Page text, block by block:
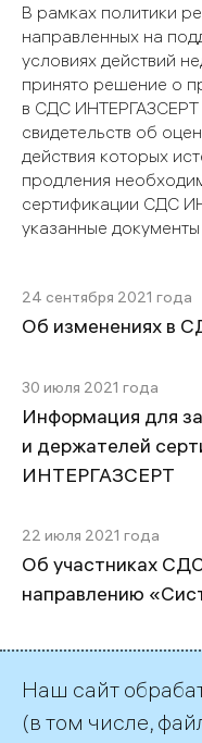
В рамках политики
направленных на
условиях действий
принято решение о
в СДС ИНТЕРГАЗСЕРТ
свидетельств об
действия которых
продления
сертификации СДС
указанные документы
24 сентября 2021 года
Об изменениях в
30 июля 2021 года
Информация для
и держателей
ИНТЕРГАЗСЕРТ
22 июля 2021 года
Об участниках
направлению
21 июля 2021 года
Об участниках
направлению
Наш сайт
(в том числе,